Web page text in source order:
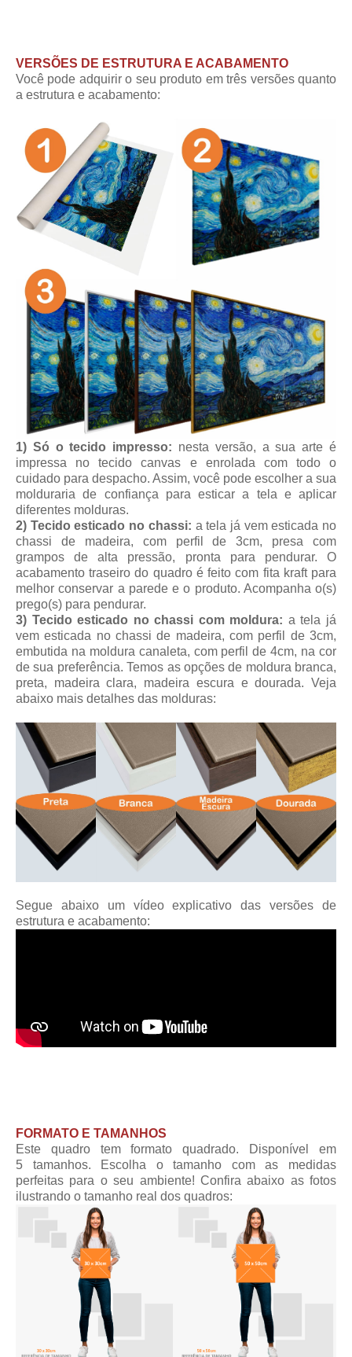
VERSÕES DE ESTRUTURA E ACABAMENTO
Você pode adquirir o seu produto em três versões quanto
a estrutura e acabamento:
1) Só o tecido impresso: nesta versão, a sua arte é
impressa no tecido canvas e enrolada com todo o
cuidado para despacho. Assim, você pode escolher a sua
molduraria de confiança para esticar a tela e aplicar
diferentes molduras.
2) Tecido esticado no chassi: a tela já vem esticada no
chassi de madeira, com perfil de 3cm, presa com
grampos de alta pressão, pronta para pendurar. O
acabamento traseiro do quadro é feito com fita kraft para
melhor conservar a parede e o produto. Acompanha o(s)
prego(s) para pendurar.
3) Tecido esticado no chassi com moldura: a tela já
vem esticada no chassi de madeira, com perfil de 3cm,
embutida na moldura canaleta, com perfil de 4cm, na cor
de sua preferência. Temos as opções de moldura branca,
preta, madeira clara, madeira escura e dourada. Veja
abaixo mais detalhes das molduras:
Segue abaixo um vídeo explicativo das versões de
estrutura e acabamento:
FORMATO E TAMANHOS
Este quadro tem formato quadrado. Disponível em
5 tamanhos. Escolha o tamanho com as medidas
perfeitas para o seu ambiente! Confira abaixo as fotos
ilustrando o tamanho real dos quadros: